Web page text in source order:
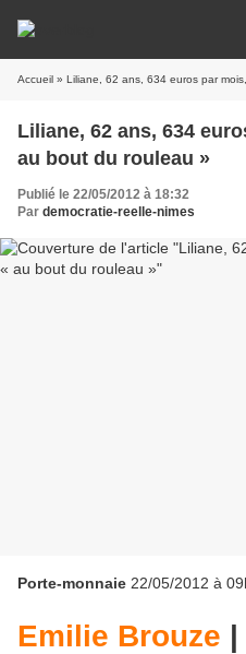
Accueil » Liliane, 62 ans, 634 euros par
Liliane, 62 ans, 634
au bout du rouleau »
Publié le 22/05/2012 à 18:32
Par democratie-reelle-nimes
Porte-monnaie 22/05/2012 à
Emilie Brouze |